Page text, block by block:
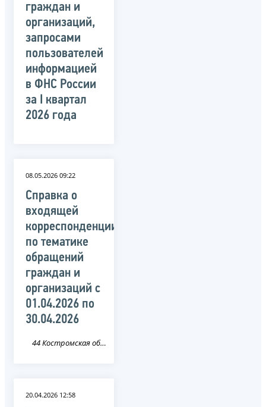
граждан и
организаций,
запросами
пользователей
информацией
в ФНС России
за I квартал
2026 года
08.05.2026 09:22
Справка о
входящей
корреспонденции
по тематике
обращений
граждан и
организаций c
01.04.2026 по
30.04.2026
44 Костромская область
20.04.2026 12:58